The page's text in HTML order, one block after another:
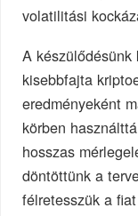
volatilitási
A
kisebbfajta
eredményeként
körben
hosszas
döntöttünk a
félretesszük a